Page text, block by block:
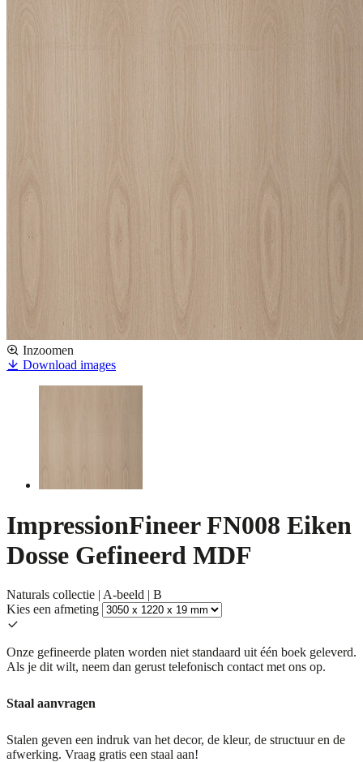
Inzoomen
Download images
ImpressionFineer FN008 Eiken
Dosse Gefineerd MDF
Naturals collectie | A-beeld | B
Kies een afmeting
Onze gefineerde platen worden niet standaard uit één boek geleverd.
Als je dit wilt, neem dan gerust telefonisch contact met ons op.
Staal aanvragen
Stalen geven een indruk van het decor, de kleur, de structuur en de
afwerking. Vraag gratis een staal aan!